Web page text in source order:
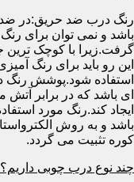
رنگ درب ضد حریق:در ضد
باشد و نمی توان برای
گرفت.زیرا با کوچک ترین
این رو باید برای رنگ
استفاده شود.پوشش رنگ
ای باشد که در برابر آتش
ایجاد کند.رنگ مورد
باشد و به روش
کوره تثبیت می گردد.
چند نوع درب چوبی داریم؟